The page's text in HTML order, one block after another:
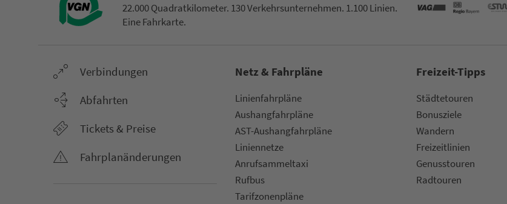
22.000 Qua­drat­ki­lo­me­ter. 130 Ver­kehrs­un­ter­neh­men. 1.100 Linien.
Eine Fahr­kar­te.
Ver­bin­dungen
Abfahrten
Tickets & Preise
Fahr­plan­ände­rungen
Netz & Fahrpläne
Li­ni­en­fahr­plä­ne
Aus­hang­fahr­plä­ne
AST-Aus­hang­fahr­plä­ne
Li­ni­en­netze
An­ruf­sam­mel­taxi
Rufbus
Ta­rif­zo­nen­plä­ne
Frei­zeit-Tipps
Städtetouren
Bonusziele
Wandern
Frei­zeit­li­ni­en
Genusstouren
Radtouren